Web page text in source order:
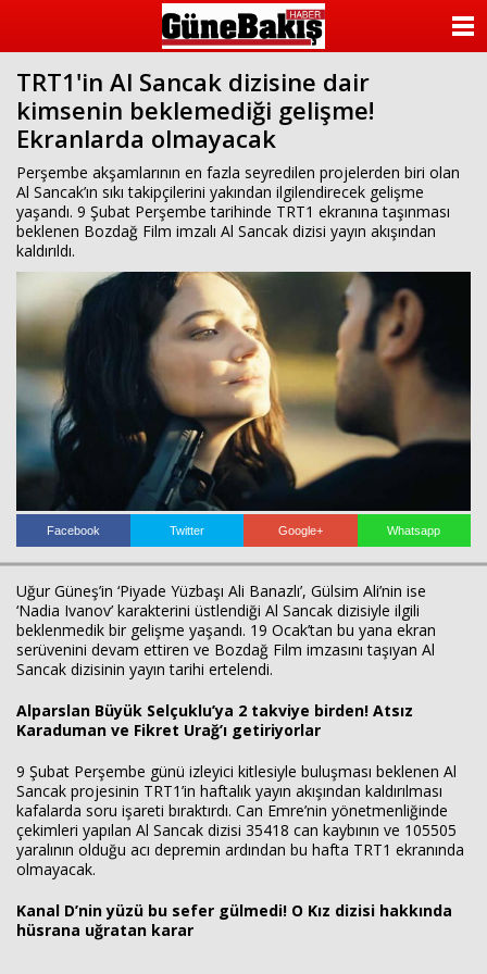
TRT1'in Al Sancak dizisine dair
kimsenin beklemediği gelişme!
Ekranlarda olmayacak
Perşembe akşamlarının en fazla seyredilen projelerden biri olan
Al Sancak’ın sıkı takipçilerini yakından ilgilendirecek gelişme
yaşandı. 9 Şubat Perşembe tarihinde TRT1 ekranına taşınması
beklenen Bozdağ Film imzalı Al Sancak dizisi yayın akışından
kaldırıldı.
Facebook Twitter Google+ Whatsapp
Uğur Güneş’in ‘Piyade Yüzbaşı Ali Banazlı’, Gülsim Ali’nin ise
‘Nadia Ivanov’ karakterini üstlendiği Al Sancak dizisiyle ilgili
beklenmedik bir gelişme yaşandı. 19 Ocak’tan bu yana ekran
serüvenini devam ettiren ve Bozdağ Film imzasını taşıyan Al
Sancak dizisinin yayın tarihi ertelendi.
Alparslan Büyük Selçuklu’ya 2 takviye birden! Atsız
Karaduman ve Fikret Urağ’ı getiriyorlar
9 Şubat Perşembe günü izleyici kitlesiyle buluşması beklenen Al
Sancak projesinin TRT1’in haftalık yayın akışından kaldırılması
kafalarda soru işareti bıraktırdı. Can Emre’nin yönetmenliğinde
çekimleri yapılan Al Sancak dizisi 35418 can kaybının ve 105505
yaralının olduğu acı depremin ardından bu hafta TRT1 ekranında
olmayacak.
Kanal D’nin yüzü bu sefer gülmedi! O Kız dizisi hakkında
hüsrana uğratan karar
KATEGORİLER
ANKETLER
FOTO GALERİ
VİDEO GALERİ
KÜNYE
İLETİŞİM
Haberin Doğru Adresi.